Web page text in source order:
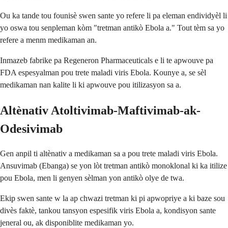
Ou ka tande tou founisè swen sante yo refere li pa eleman endividyèl li
yo oswa tou senpleman kòm "tretman antikò Ebola a." Tout tèm sa yo
refere a menm medikaman an.
Inmazeb fabrike pa Regeneron Pharmaceuticals e li te apwouve pa
FDA espesyalman pou trete maladi viris Ebola. Kounye a, se sèl
medikaman nan kalite li ki apwouve pou itilizasyon sa a.
Altènativ Atoltivimab-Maftivimab-ak-
Odesivimab
Gen anpil ti altènativ a medikaman sa a pou trete maladi viris Ebola.
Ansuvimab (Ebanga) se yon lòt tretman antikò monoklonal ki ka itilize
pou Ebola, men li genyen sèlman yon antikò olye de twa.
Ekip swen sante w la ap chwazi tretman ki pi apwopriye a ki baze sou
divès faktè, tankou tansyon espesifik viris Ebola a, kondisyon sante
jeneral ou, ak disponiblite medikaman yo.